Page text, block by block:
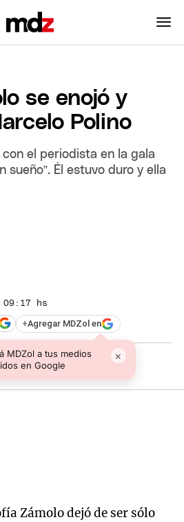
se enojó y
Polino
el periodista en la gala
sueño”. Él estuvo duro y ella
hs
+Agregar MDZol en
MDZol a tus medios
en Google
×
Zámolo dejó de ser sólo